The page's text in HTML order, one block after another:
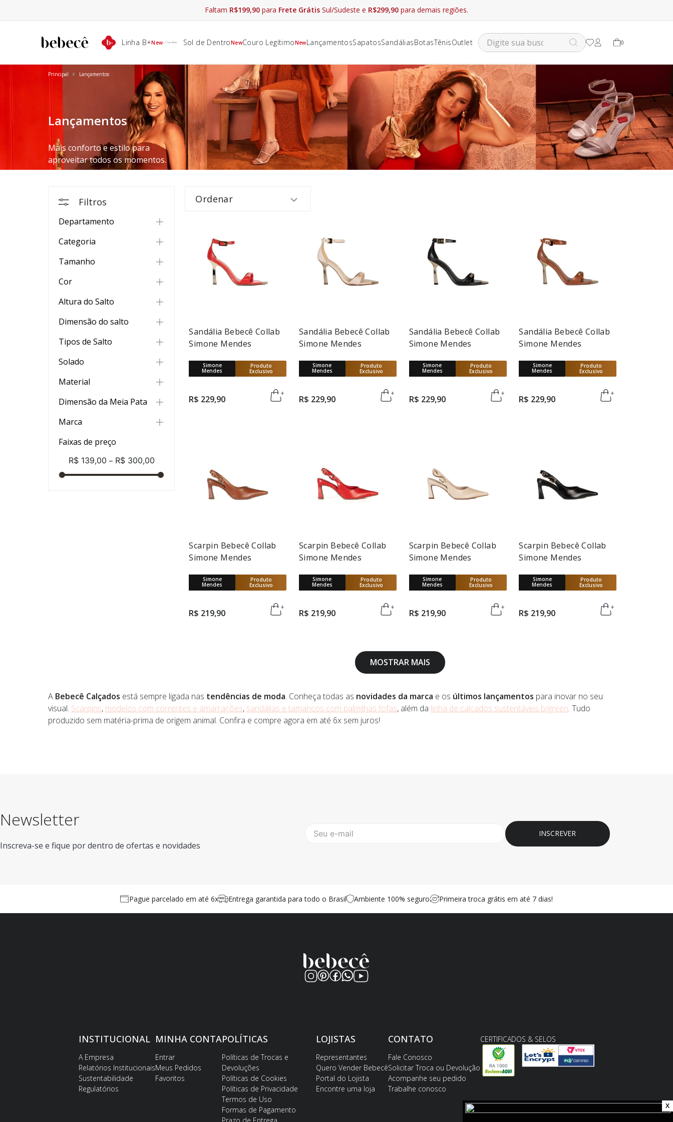
Faltam R$199,90para Frete GrátisSul/Sudeste e R$299,90para demais regiões.
Linha B+New Sol de DentroNewCouro LegítimoNewLançamentosSapatosSandáliasBotasTênisOutlet 0
Principal Lançamentos
Lançamentos
Mais conforto e estilo para
aproveitar todos os momentos.
Filtros
Departamento
Sandálias
Sapatos
Categoria
Scarpins
Tamancos
Papetes
Mules
Tamanho
33
34
38
39
40
Cor
Caramelo
Amarelo
Dourado
Laranja
Marrom
Prata
Altura do Salto
Baixo
Médio
Dimensão do salto
1 cm
1,5 cm
5,5 cm
6 cm
6,5 cm
7 cm
Tipos de Salto
Alto
Taça
Geométrico
Flare
Solado
PVC
Material
Couro
Napa
Dimensão da Meia Pata
2,5 cm
Marca
Bebecê
Faixas de preço
R$ 139,00 – R$ 300,00
Sandália Bebecê Collab
Simone Mendes
Simone
Mendes
Produto
Exclusivo
R$ 229,90
Sandália Bebecê Collab
Simone Mendes
Simone
Mendes
Produto
Exclusivo
R$ 229,90
Sandália Bebecê Collab
Simone Mendes
Simone
Mendes
Produto
Exclusivo
R$ 229,90
Sandália Bebecê Collab
Simone Mendes
Simone
Mendes
Produto
Exclusivo
R$ 229,90
Scarpin Bebecê Collab
Simone Mendes
Simone
Mendes
Produto
Exclusivo
R$ 219,90
Scarpin Bebecê Collab
Simone Mendes
Simone
Mendes
Produto
Exclusivo
R$ 219,90
Scarpin Bebecê Collab
Simone Mendes
Simone
Mendes
Produto
Exclusivo
R$ 219,90
Scarpin Bebecê Collab
Simone Mendes
Simone
Mendes
Produto
Exclusivo
R$ 219,90
MOSTRAR MAIS
A Bebecê Calçados está sempre ligada nas tendências de moda. Conheça todas as novidades da marca e os últimos lançamentos para inovar no seu
visual. Scarpins, modelos com correntes e amarrações, sandálias e tamancos com palmilhas fofas, além da linha de calçados sustentáveis b/green. Tudo
produzido sem matéria-prima de origem animal. Confira e compre agora em até 6x sem juros!
Newsletter
Inscreva-se e fique por dentro de ofertas e novidades
INSCREVER
Pague parcelado em até 6x Entrega garantida para todo o Brasil Ambiente 100% seguro Primeira troca grátis em até 7 dias!
INSTITUCIONAL
A Empresa
Relatórios Institucionais
Sustentabilidade
Regulatórios
MINHA CONTA
Entrar
Meus Pedidos
Favoritos
POLÍTICAS
Políticas de Trocas e
Devoluções
Políticas de Cookies
Políticas de Privacidade
Termos de Uso
Formas de Pagamento
LOJISTAS
Representantes
Quero Vender Bebecê
Portal do Lojista
Encontre uma loja
CONTATO
Fale Conosco
Solicitar Troca ou Devolução
Acompanhe seu pedido
Trabalhe conosco
CERTIFICADOS & SELOS
X